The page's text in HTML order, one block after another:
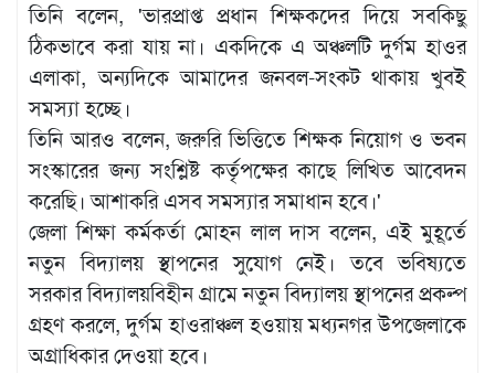
তিনি বলেন, 'ভারপ্রাপ্ত প্রধান শিক্ষকদের দিয়ে সবকিছু
ঠিকভাবে করা যায় না। একদিকে এ অঞ্চলটি দুর্গম হাওর
এলাকা, অন্যদিকে আমাদের জনবল-সংকট থাকায় খুবই
সমস্যা হচ্ছে।
তিনি আরও বলেন, জরুরি ভিত্তিতে শিক্ষক নিয়োগ ও ভবন
সংস্কারের জন্য সংশ্লিষ্ট কর্তৃপক্ষের কাছে লিখিত আবেদন
করেছি। আশাকরি এসব সমস্যার সমাধান হবে।'
জেলা শিক্ষা কর্মকর্তা মোহন লাল দাস বলেন, এই মুহূর্তে
নতুন বিদ্যালয় স্থাপনের সুযোগ নেই। তবে ভবিষ্যতে
সরকার বিদ্যালয়বিহীন গ্রামে নতুন বিদ্যালয় স্থাপনের প্রকল্প
গ্রহণ করলে, দুর্গম হাওরাঞ্চল হওয়ায় মধ্যনগর উপজেলাকে
অগ্রাধিকার দেওয়া হবে।